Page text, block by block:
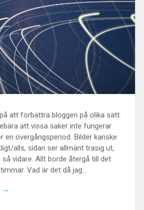
att förbättra bloggen på olika sätt.
att vissa saker inte fungerar
en övergångsperiod. Bilder kanske
alls, sidan ser allmänt trasig ut,
vidare. Allt borde återgå till det
Vad är det då jag...
→